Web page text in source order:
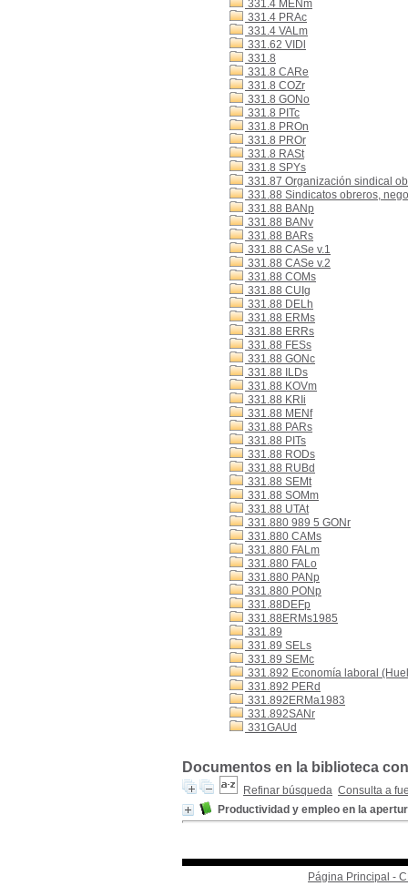
331.4 MENm
331.4 PRAc
331.4 VALm
331.62 VIDl
331.8
331.8 CARe
331.8 COZr
331.8 GONo
331.8 PITc
331.8 PROn
331.8 PROr
331.8 RASt
331.8 SPYs
331.87 Organización sindical
331.88 Sindicatos obreros,
331.88 BANp
331.88 BANv
331.88 BARs
331.88 CASe v.1
331.88 CASe v.2
331.88 COMs
331.88 CUIg
331.88 DELh
331.88 ERMs
331.88 ERRs
331.88 FESs
331.88 GONc
331.88 ILDs
331.88 KOVm
331.88 KRIi
331.88 MENf
331.88 PARs
331.88 PITs
331.88 RODs
331.88 RUBd
331.88 SEMt
331.88 SOMm
331.88 UTAt
331.880 989 5 GONr
331.880 CAMs
331.880 FALm
331.880 FALo
331.880 PANp
331.880 PONp
331.88DEFp
331.88ERMs1985
331.89
331.89 SELs
331.89 SEMc
331.892 Economía laboral
331.892 PERd
331.892ERMa1983
331.892SANr
331GAUd
Documentos en la biblioteca
Refinar búsqueda Consulta a
Productividad y empleo en la
Página Principal -